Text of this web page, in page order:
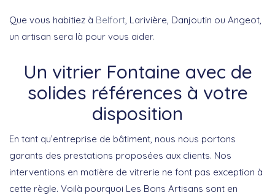
Que vous habitiez à Belfort , Larivière, Danjoutin ou Angeot,
un artisan sera là pour vous aider.
Un vitrier Fontaine avec de
solides références à votre
disposition
En tant qu’entreprise de bâtiment, nous nous portons
garants des prestations proposées aux clients. Nos
interventions en matière de vitrerie ne font pas exception à
cette règle. Voilà pourquoi Les Bons Artisans sont en